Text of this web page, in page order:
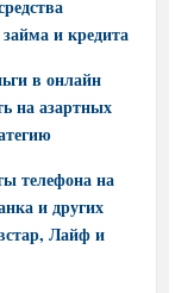
займа и кредита
в онлайн
на азартных
телефона на
и других
Лайф и